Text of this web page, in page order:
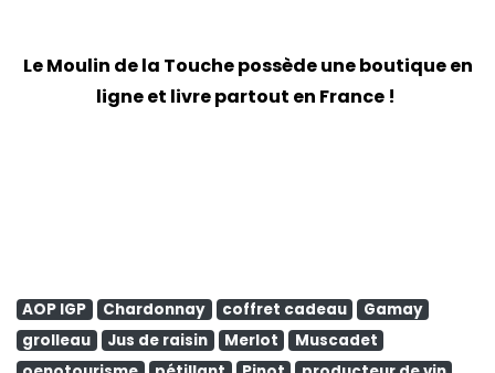
Le Moulin de la Touche possède une boutique en
ligne et livre partout en France !
AOP IGP Chardonnay coffret cadeau
Gamay
grolleau
Jus de raisin Merlot
Muscadet